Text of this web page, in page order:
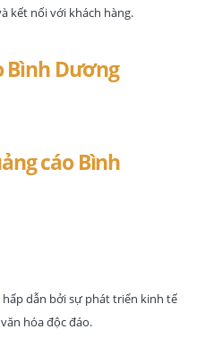
kết nối với khách hàng.
cáo Bình
dẫn bởi sự phát triển kinh tế
hóa độc đáo.